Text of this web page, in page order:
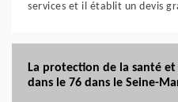
services et il établit un devis
La protection de la santé
dans le 76 dans le Seine-